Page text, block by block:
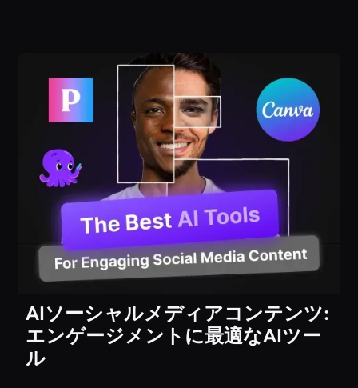
AIソーシャルメディアコンテンツ:
エンゲージメントに最適なAIツー
ル